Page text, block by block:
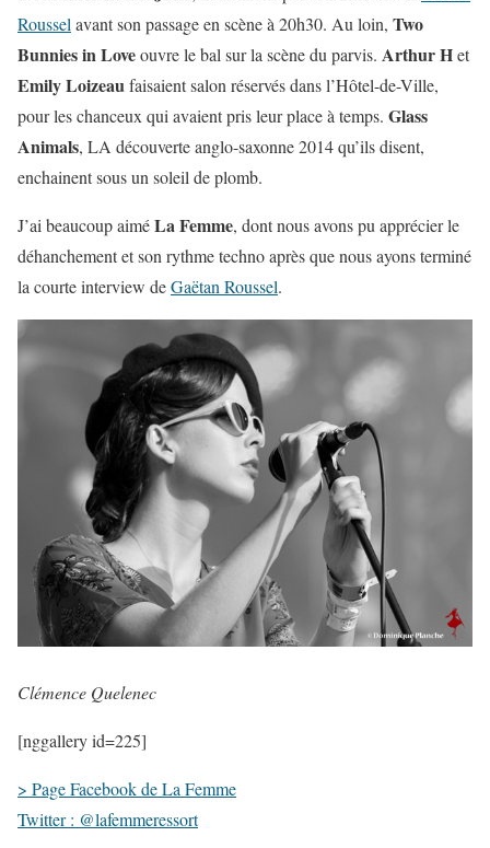
Roussel avant son passage en scène à 20h30. Au loin, Two
Bunnies in Loveouvre le bal sur la scène du parvis. Arthur Het
Emily Loizeaufaisaient salon réservés dans l’Hôtel-de-Ville,
pour les chanceux qui avaient pris leur place à temps. Glass
Animals, LA découverte anglo-saxonne 2014 qu’ils disent,
enchainent sous un soleil de plomb.
J’ai beaucoup aiméLa Femme, dont nous avons pu apprécier le
déhanchement et son rythme techno après que nous ayons terminé
la courte interview deGaëtan Roussel.
Clémence Quelenec
[nggallery id=225]
> Page Facebook de La Femme
Twitter : @lafemmeressort